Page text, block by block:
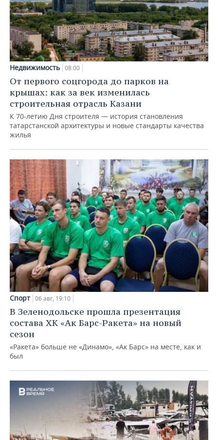
Недвижимость 08:00
От первого соцгорода до парков на
крышах: как за век изменилась
строительная отрасль Казани
К 70-летию Дня строителя — история становления
татарстанской архитектуры и новые стандарты качества
жилья
Спорт 06 авг, 19:10
В Зеленодольске прошла презентация
состава ХК «Ак Барс-Ракета» на новый
сезон
«Ракета» больше не «Динамо», «Ак Барс» на месте, как и
был